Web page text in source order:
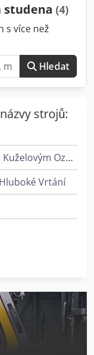
studena (4)
s více než
Hledat
strojů:
Heidenreich & Harbeck Hoblovky S Kuželovým Ozubením
Vrtání